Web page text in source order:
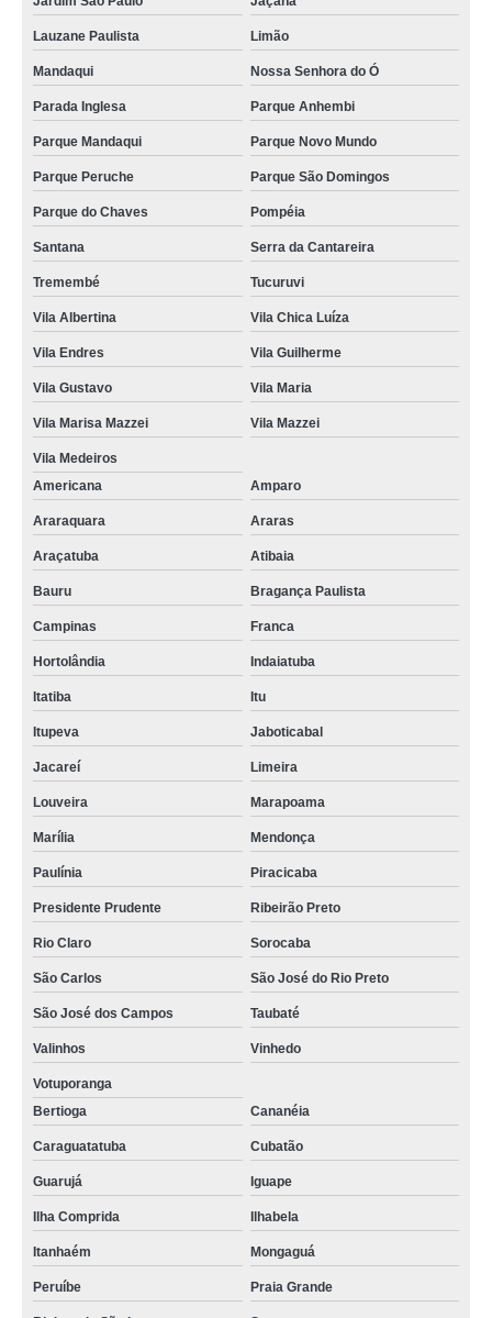
crachá de identificação de funcionário Perus
crachá impresso preço Socorro
procuro por crachá de evento Presidente Prudente
procuro por crachá de plástico Vila Sônia
procuro por crachá de plástico Mendonça
crachá identificação preço Jockey Clube
crachás de evento Louveira
Lauzane Paulista Limão
Mandaqui Nossa Senhora do Ó
Parada Inglesa Parque Anhembi
Parque Mandaqui Parque Novo Mundo
Parque Peruche Parque São Domingos
Parque do Chaves Pompéia
Santana Serra da Cantareira
Tremembé Tucuruvi
Vila Albertina Vila Chica Luíza
Vila Endres Vila Guilherme
Vila Gustavo Vila Maria
Vila Marisa Mazzei Vila Mazzei
Vila Medeiros
Americana
Amparo
Araraquara Araras
Araçatuba Atibaia
Bauru Bragança Paulista
Campinas Franca
Hortolândia Indaiatuba
Itatiba Itu
Itupeva Jaboticabal
Jacareí Limeira
Louveira Marapoama
Marília Mendonça
Paulínia Piracicaba
Presidente Prudente Ribeirão Preto
Rio Claro Sorocaba
São Carlos São José do Rio Preto
São José dos Campos Taubaté
Valinhos Vinhedo
Votuporanga
Bertioga
Cananéia
Caraguatatuba Cubatão
Guarujá Iguape
Ilha Comprida Ilhabela
Itanhaém Mongaguá
Peruíbe Praia Grande